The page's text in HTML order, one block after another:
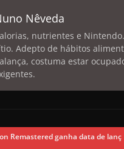
Nêveda
nutrientes e
Adepto de hábitos
costuma estar
Remastered ganha data de lanç